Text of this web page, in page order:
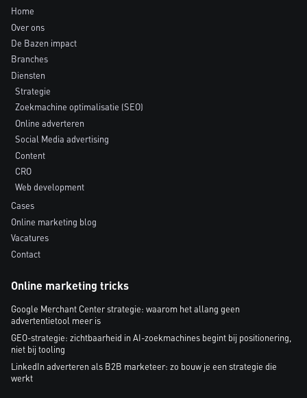
Home
Over ons
De Bazen impact
Branches
Diensten
Strategie
Zoekmachine optimalisatie (SEO)
Online adverteren
Social Media advertising
Content
CRO
Web development
Cases
Online marketing blog
Vacatures
Contact
Online marketing tricks
Google Merchant Center strategie: waarom het allang geen
advertentietool meer is
GEO-strategie: zichtbaarheid in AI-zoekmachines begint bij positionering,
niet bij tooling
LinkedIn adverteren als B2B marketeer: zo bouw je een strategie die
werkt